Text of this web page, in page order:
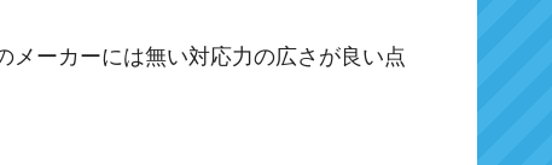
メーカーには無い対応力の広さが良い点